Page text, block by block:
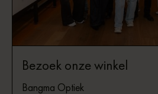
Bezoek onze winkel
Bangma Optiek